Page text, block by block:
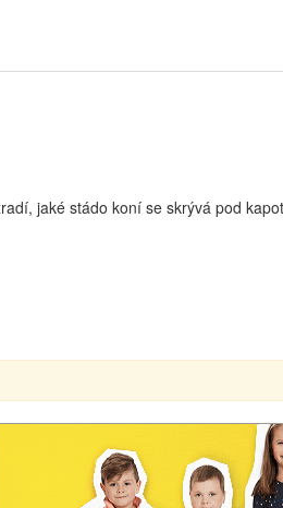
00:00
00:00
to increase or decrease volume.
jaké stádo koní se skrývá pod